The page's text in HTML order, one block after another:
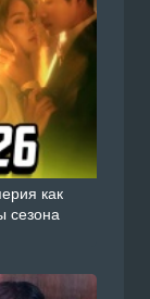
как
сезона